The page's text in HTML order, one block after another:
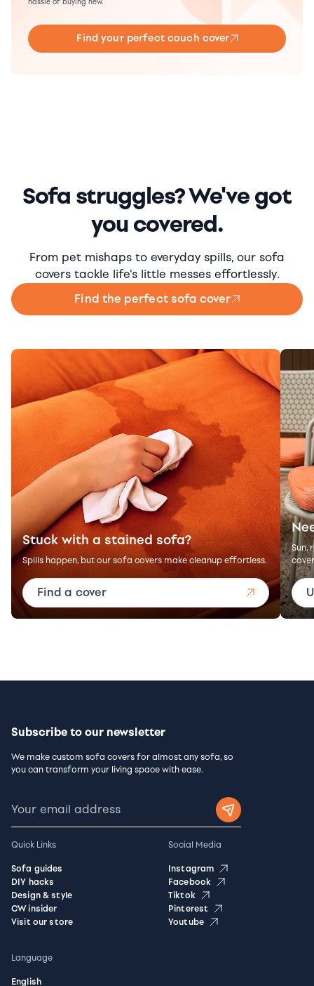
Find your perfect couch cover
Sofa struggles? We've got
you covered.
From pet mishaps to everyday spills, our sofa
covers tackle life's little messes effortlessly.
Find the perfect sofa cover
Stuck with a stained sofa?
Spills happen, but our sofa covers make cleanup effortless.
Find a cover
Sun,
Subscribe to our newsletter
We make custom sofa covers for almost any sofa, so
you can transform your living space with ease.
Quick Links
Sofa guides
DIY hacks
Design & style
CW insider
Visit our store
Social Media
Instagram
Facebook
Tiktok
Pinterest
Youtube
Language
English